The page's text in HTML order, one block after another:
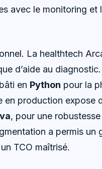
avec le monitoring et
La healthtech
d’aide au
en Python pour la
en production expose
, pour une robustesse
a permis un
TCO maîtrisé.